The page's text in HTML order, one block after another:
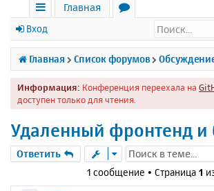
с
ы
л
к
Главная
р
у
м
Вход
Главная Список форумов
Информация: Конференция переехала на
доступен только для чтения.
Удаленный фронтенд и
Ответить
1 сообщение • Страница 1